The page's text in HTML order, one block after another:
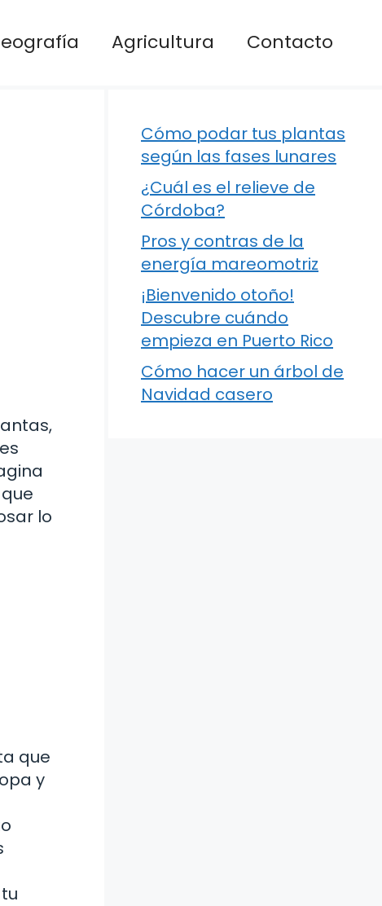
Agricultura Contacto
lo
que
y
Cómo podar tus plantas
según las fases lunares
¿Cuál es el relieve de
Córdoba?
Pros y contras de la
energía mareomotriz
¡Bienvenido otoño!
Descubre cuándo
empieza en Puerto Rico
Cómo hacer un árbol de
Navidad casero